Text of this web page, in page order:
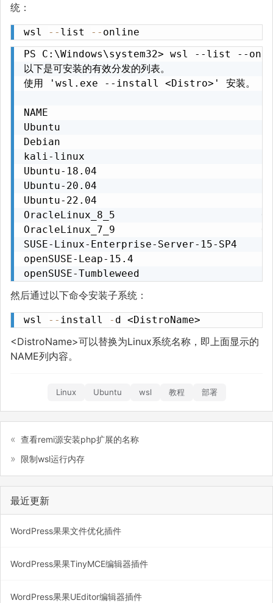
统：
wsl -- list -- online
PS C:\Windows\system32> wsl --list --
以下是可安装的有效分发的列表。
使用 'wsl.exe --install <Distro>' 安装。
NAME
Ubuntu
Debian
kali-linux                             Kali
Ubuntu-18.04
Ubuntu-20.04
Ubuntu-22.04
OracleLinux_8_5
OracleLinux_7_9
SUSE-Linux-Enterprise-Server-15-SP4
openSUSE-Leap-15.4
openSUSE-Tumbleweed
然后通过以下命令安装子系统：
wsl -- install - d <DistroName>
<DistroName>可以替换为Linux系统名称，即上面显示的
NAME列内容。
Linux Ubuntu wsl 教程 部署
查看remi源安装php扩展的名称
限制wsl运行内存
最近更新
WordPress果果文件优化插件
WordPress果果TinyMCE编辑器插件
WordPress果果UEditor编辑器插件